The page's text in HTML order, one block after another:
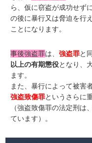
ら、仮に窃盗が成功せず
の後に暴行又は脅迫を行
ことになります。
事後強盗罪は、強盗罪と
以上の有期懲役となり、
ます。
また、暴行によって被害
強盗致傷罪というさらに
（強盗致傷罪の法定刑は
ています）。